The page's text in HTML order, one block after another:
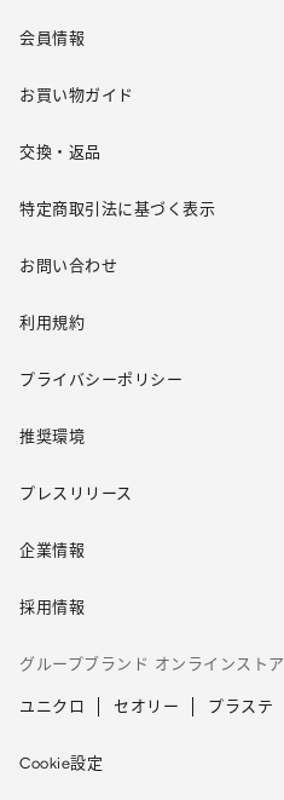
会員情報
お買い物ガイド
交換・返品
特定商取引法に基づく表示
お問い合わせ
利用規約
プライバシーポリシー
推奨環境
プレスリリース
企業情報
採用情報
グループブランド オンラインストア
ユニクロ セオリー プラステ
Cookie設定